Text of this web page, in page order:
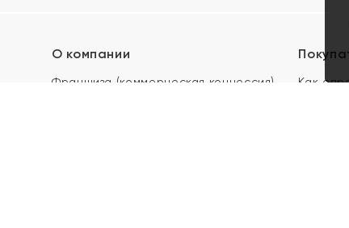
О компании
Франшиза (коммерческая концессия)
Как